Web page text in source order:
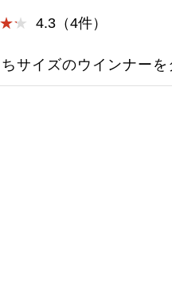
4.3（4件）
サイズのウインナーを